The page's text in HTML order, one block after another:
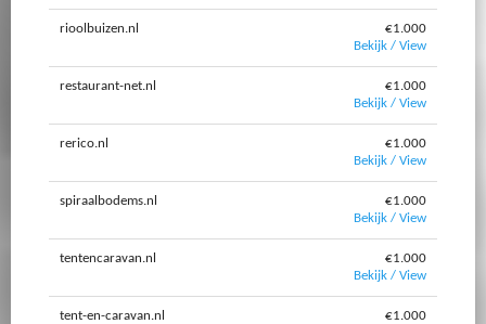
rioolbuizen.nl
€1.000
Bekijk / View
restaurant-net.nl
€1.000
Bekijk / View
rerico.nl
€1.000
Bekijk / View
spiraalbodems.nl
€1.000
Bekijk / View
tentencaravan.nl
€1.000
Bekijk / View
tent-en-caravan.nl
€1.000